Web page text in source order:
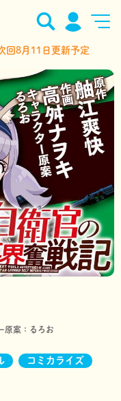
回8月11日更新予定
原案： るろお
コミカライズ